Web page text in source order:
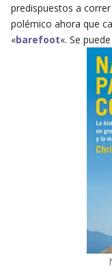
predispuestos a
polémico ahora que
«barefoot«. Se